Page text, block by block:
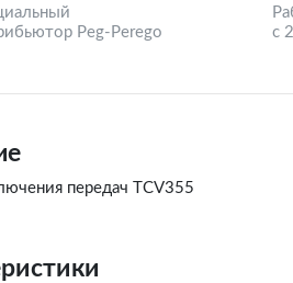
Peg-Perego
с
передач TCV355